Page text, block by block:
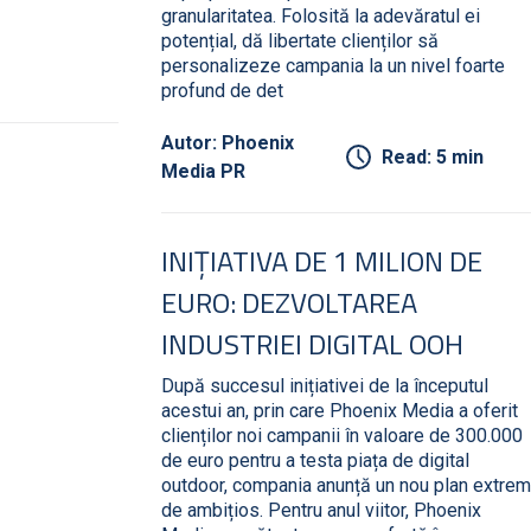
granularitatea. Folosită la adevăratul ei
potențial, dă libertate clienților să
personalizeze campania la un nivel foarte
profund de det
Autor: Phoenix
Media PR
Read: 5 min
INIȚIATIVA DE 1 MILION DE
EURO: DEZVOLTAREA
INDUSTRIEI DIGITAL OOH
După succesul inițiativei de la începutul
acestui an, prin care Phoenix Media a oferit
clienților noi campanii în valoare de 300.000
de euro pentru a testa piața de digital
outdoor, compania anunță un nou plan extrem
de ambițios. Pentru anul viitor, Phoenix